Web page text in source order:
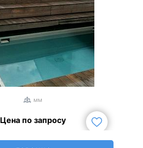
мм
Цена по запросу